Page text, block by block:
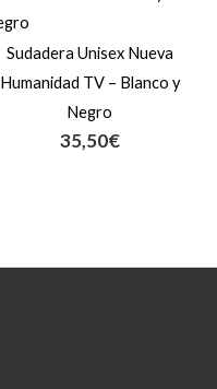
Sudadera Unisex Nueva
Humanidad TV – Blanco y
Negro
35,50€